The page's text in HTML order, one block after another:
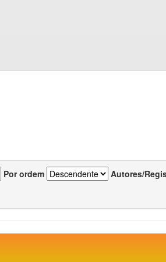
Por ordem Autores/